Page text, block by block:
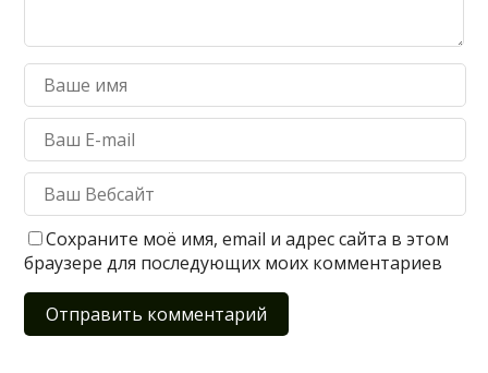
Сохраните моё имя, email и адрес сайта в этом
браузере для последующих моих комментариев